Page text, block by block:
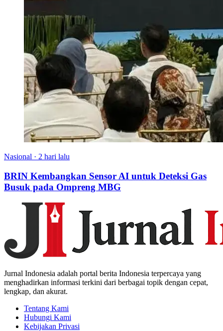
Nasional · 2 hari lalu
BRIN Kembangkan Sensor AI untuk Deteksi Gas
Busuk pada Ompreng MBG
Jurnal Indonesia adalah portal berita Indonesia terpercaya yang
menghadirkan informasi terkini dari berbagai topik dengan cepat,
lengkap, dan akurat.
Tentang Kami
Hubungi Kami
Kebijakan Privasi